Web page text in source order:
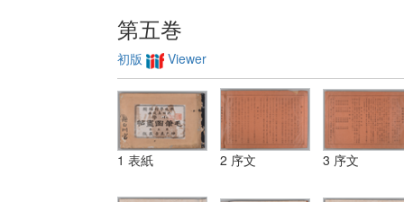
第五巻
初版 Viewer
1 表紙 2 序文 3 序文